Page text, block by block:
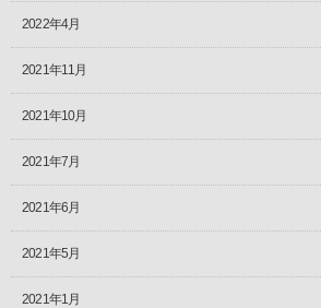
2022年4月
2021年11月
2021年10月
2021年7月
2021年6月
2021年5月
2021年1月